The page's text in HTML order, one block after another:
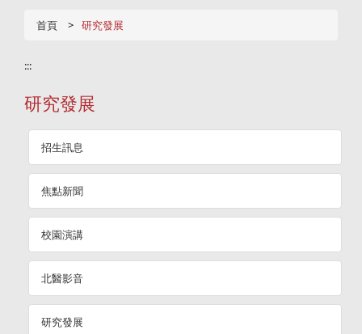
首頁 研究發展
:::
研究發展
招生訊息
焦點新聞
校園演講
北醫影音
研究發展